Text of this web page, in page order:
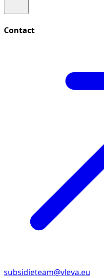
Contact
subsidieteam@vleva.eu